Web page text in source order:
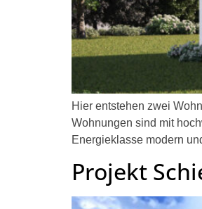
Hier entstehen zwei
Wohnungen sind mit
Energieklasse modern
Projekt